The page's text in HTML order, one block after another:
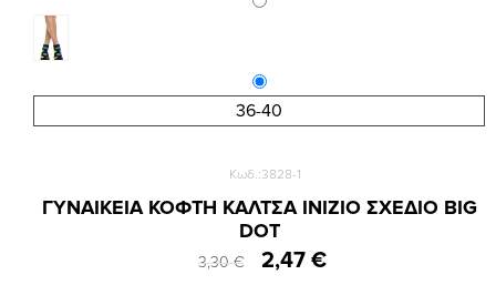
36-40
Κωδ.:3828-1
ΓΥΝΑΙΚΕΙΑ ΚΟΦΤΗ ΚΑΛΤΣΑ INIZIO ΣΧΕΔΙΟ BIG
DOT
3,30 € 2,47 €